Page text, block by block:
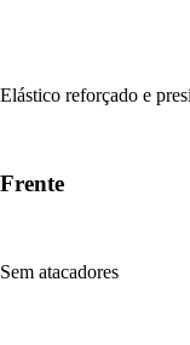
Elástico reforçado e
Frente
Sem atacadores